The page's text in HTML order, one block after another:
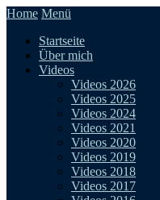
Home Menü
Startseite
Über mich
Videos
Videos 2026
Videos 2025
Videos 2024
Videos 2021
Videos 2020
Videos 2019
Videos 2018
Videos 2017